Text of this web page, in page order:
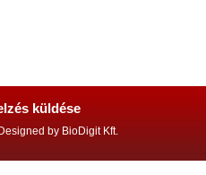
küldése
by BioDigit Kft.